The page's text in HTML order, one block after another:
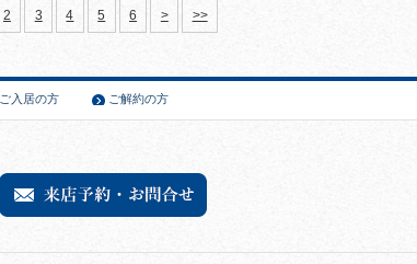
2 3 4 5 6 > >>
ご入居の方 ご解約の方